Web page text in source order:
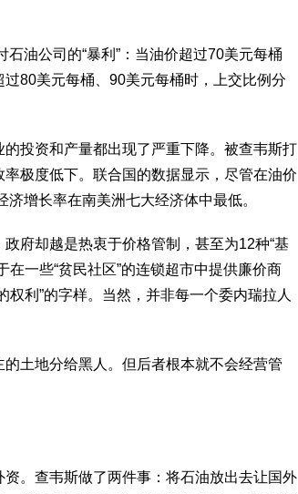
油公司的“暴利”：当油价超过70美元每桶
80美元每桶、90美元每桶时，上交比例分
投资和产量都出现了严重下降。被查韦斯打
极度低下。联合国的数据显示，尽管在油价
增长率在南美洲七大经济体中最低。
却越是热衷于价格管制，甚至为12种“基
一些“贫民社区”的连锁超市中提供廉价商
利”的字样。当然，并非每一个委内瑞拉人
土地分给黑人。但后者根本就不会经营管
。查韦斯做了两件事：将石油放出去让国外